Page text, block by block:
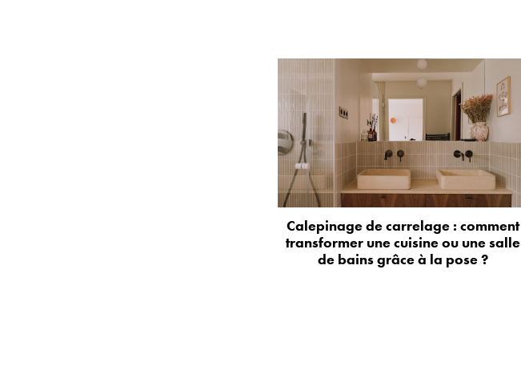
Calepinage de carrelage : comment
transformer une cuisine ou une salle
de bains grâce à la pose ?